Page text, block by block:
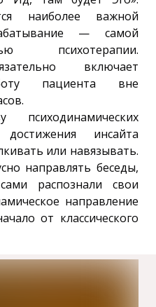
наиболее важной
— самой
психотерапии.
включает
пациента вне
психодинамических
инсайта
или навязывать.
направлять беседы,
распознали свои
направление
от классического